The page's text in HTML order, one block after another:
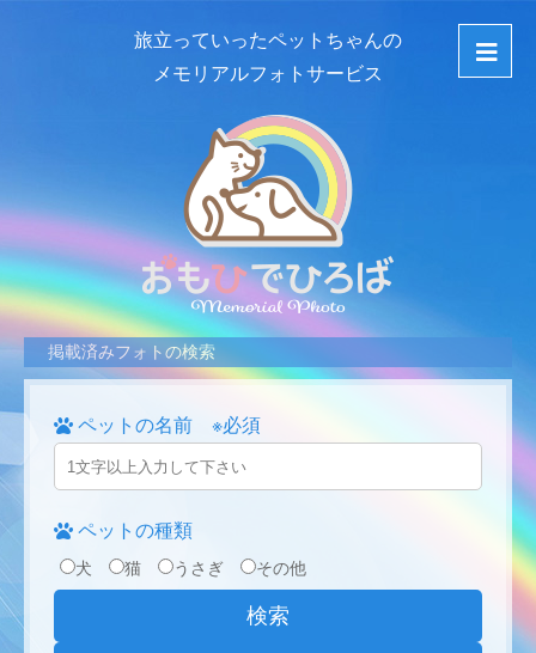
旅立っていったペットちゃんの
メモリアルフォトサービス
掲載済みフォトの検索
ペットの名前 ※必須
ペットの種類
犬 猫 うさぎ その他